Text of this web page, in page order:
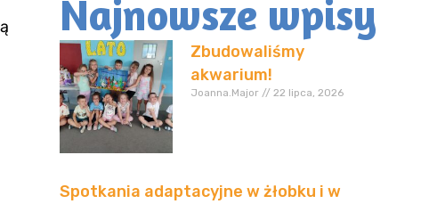
Najnowsze wpisy
Zbudowaliśmy
akwarium!
Joanna.Major 22 lipca, 2026
Spotkania adaptacyjne w żłobku i w